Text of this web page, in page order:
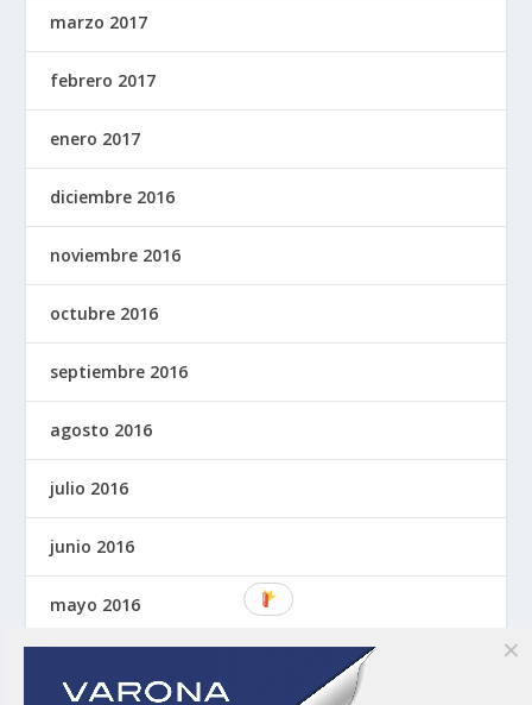
marzo 2017
febrero 2017
enero 2017
diciembre 2016
noviembre 2016
octubre 2016
septiembre 2016
agosto 2016
julio 2016
junio 2016
mayo 2016